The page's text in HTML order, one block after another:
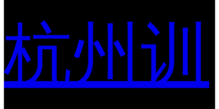
杭州训